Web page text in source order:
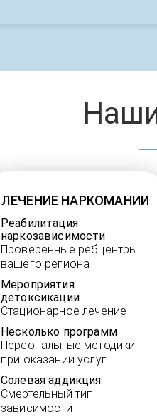
ЛЕЧЕНИЕ НАРКОМАНИИ
Реабилитация
наркозависимости
Проверенные ребцентры
вашего региона
Мероприятия
детоксикации
Стационарное лечение
Несколько программ
Персональные методики
при оказании услуг
Солевая аддикция
Смертельный тип
зависимости